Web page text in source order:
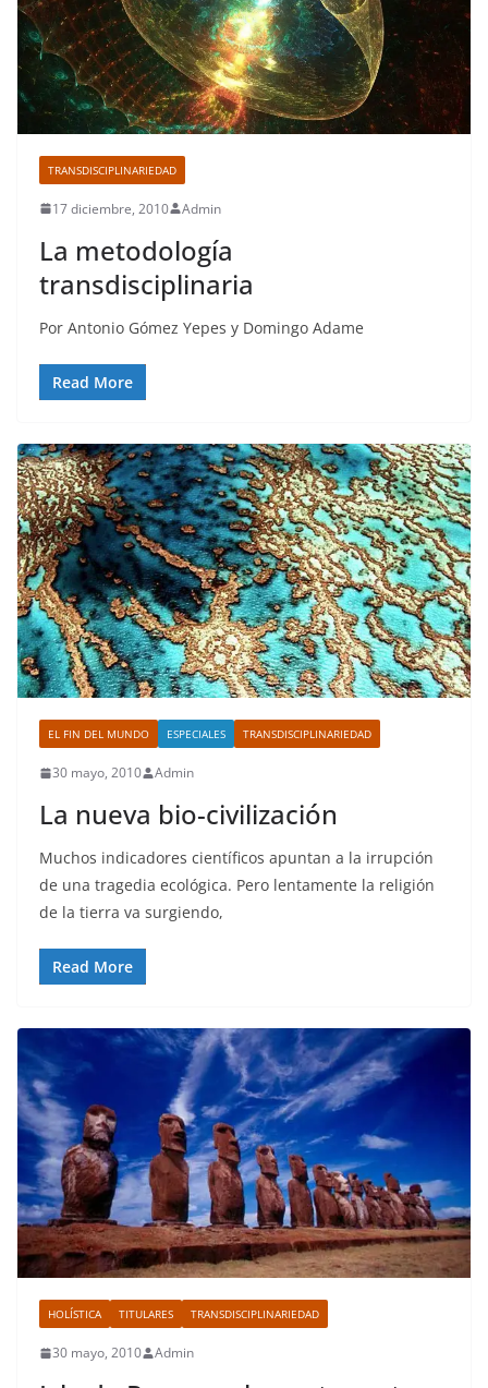
TRANSDISCIPLINARIEDAD
17 diciembre, 2010 Admin
La metodología
transdisciplinaria
Por Antonio Gómez Yepes y Domingo Adame
Read More
EL FIN DEL MUNDO ESPECIALES TRANSDISCIPLINARIEDAD
30 mayo, 2010 Admin
La nueva bio-civilización
Muchos indicadores científicos apuntan a la irrupción
de una tragedia ecológica. Pero lentamente la religión
de la tierra va surgiendo,
Read More
HOLÍSTICA TITULARES TRANSDISCIPLINARIEDAD
30 mayo, 2010 Admin